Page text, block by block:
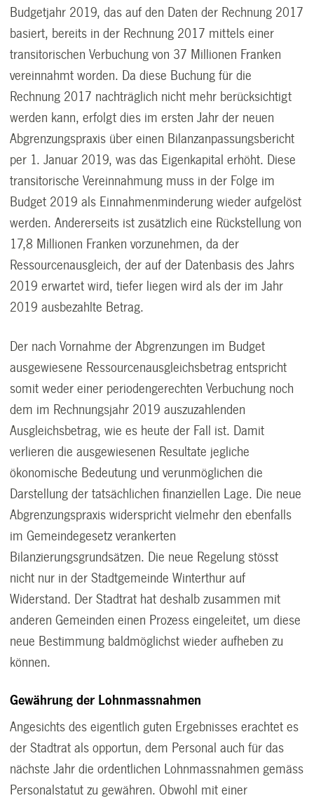
Budgetjahr 2019, das auf den Daten der Rechnung 2017
basiert, bereits in der Rechnung 2017 mittels einer
transitorischen Verbuchung von 37 Millionen Franken
vereinnahmt worden. Da diese Buchung für die
Rechnung 2017 nachträglich nicht mehr berücksichtigt
werden kann, erfolgt dies im ersten Jahr der neuen
Abgrenzungspraxis über einen Bilanzanpassungsbericht
per 1. Januar 2019, was das Eigenkapital erhöht. Diese
transitorische Vereinnahmung muss in der Folge im
Budget 2019 als Einnahmenminderung wieder aufgelöst
werden. Andererseits ist zusätzlich eine Rückstellung von
17,8 Millionen Franken vorzunehmen, da der
Ressourcenausgleich, der auf der Datenbasis des Jahrs
2019 erwartet wird, tiefer liegen wird als der im Jahr
2019 ausbezahlte Betrag.
Der nach Vornahme der Abgrenzungen im Budget
ausgewiesene Ressourcenausgleichsbetrag entspricht
somit weder einer periodengerechten Verbuchung noch
dem im Rechnungsjahr 2019 auszuzahlenden
Ausgleichsbetrag, wie es heute der Fall ist. Damit
verlieren die ausgewiesenen Resultate jegliche
ökonomische Bedeutung und verunmöglichen die
Darstellung der tatsächlichen finanziellen Lage. Die neue
Abgrenzungspraxis widerspricht vielmehr den ebenfalls
im Gemeindegesetz verankerten
Bilanzierungsgrundsätzen. Die neue Regelung stösst
nicht nur in der Stadtgemeinde Winterthur auf
Widerstand. Der Stadtrat hat deshalb zusammen mit
anderen Gemeinden einen Prozess eingeleitet, um diese
neue Bestimmung baldmöglichst wieder aufheben zu
können.
Gewährung der Lohnmassnahmen
Angesichts des eigentlich guten Ergebnisses erachtet es
der Stadtrat als opportun, dem Personal auch für das
nächste Jahr die ordentlichen Lohnmassnahmen gemäss
Personalstatut zu gewähren. Obwohl mit einer